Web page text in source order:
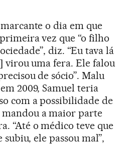
o dia em que
vez que “o filho
diz. “Eu tava lá
virou uma fera. Ele falou
de sócio”. Malu
2009, Samuel teria
com a possibilidade de
mandou a maior parte
“Até o médico teve que
ele passou mal”,